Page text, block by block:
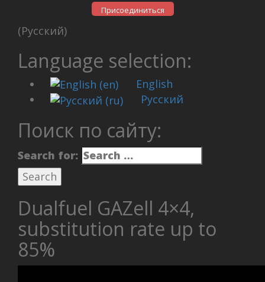
Присоединиться
(Русский)
Language selection:
English
Русский
Поиск по сайту:
Search for:
Dualfuel GAZell 4×4,
substitution rate up to
85%